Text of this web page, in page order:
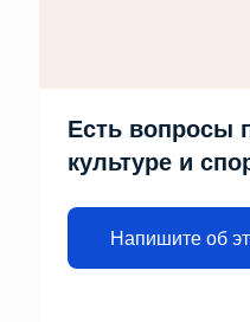
Есть вопросы
культуре и
Напишите об